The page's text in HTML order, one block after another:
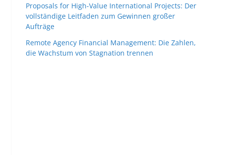
Proposals for High-Value International Projects: Der
vollständige Leitfaden zum Gewinnen großer
Aufträge
Remote Agency Financial Management: Die Zahlen,
die Wachstum von Stagnation trennen